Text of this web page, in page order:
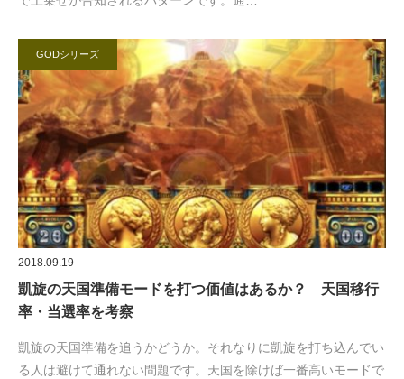
GODシリーズ
2018.09.19
凱旋の天国準備モードを打つ価値はあるか？ 天国移行
率・当選率を考察
凱旋の天国準備を追うかどうか。それなりに凱旋を打ち込んでい
る人は避けて通れない問題です。天国を除けば一番高いモードで